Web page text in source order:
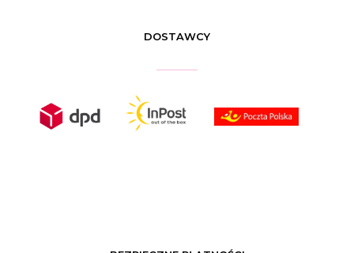
DOSTAWCY